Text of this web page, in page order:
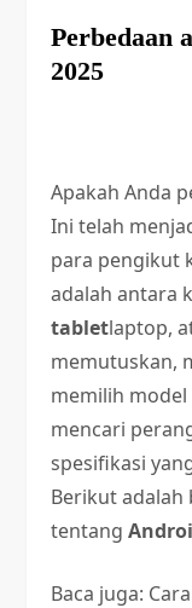
Perbedaan
2025
Apakah Anda
Ini telah
para pengikut
adalah antara
tabletlaptop,
memutuskan,
memilih
mencari
spesifikasi
Berikut
tentang
Baca juga: